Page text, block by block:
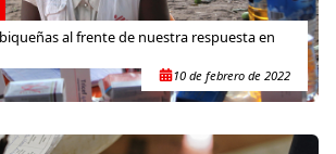
al frente de nuestra respuesta en
10 de febrero de 2022